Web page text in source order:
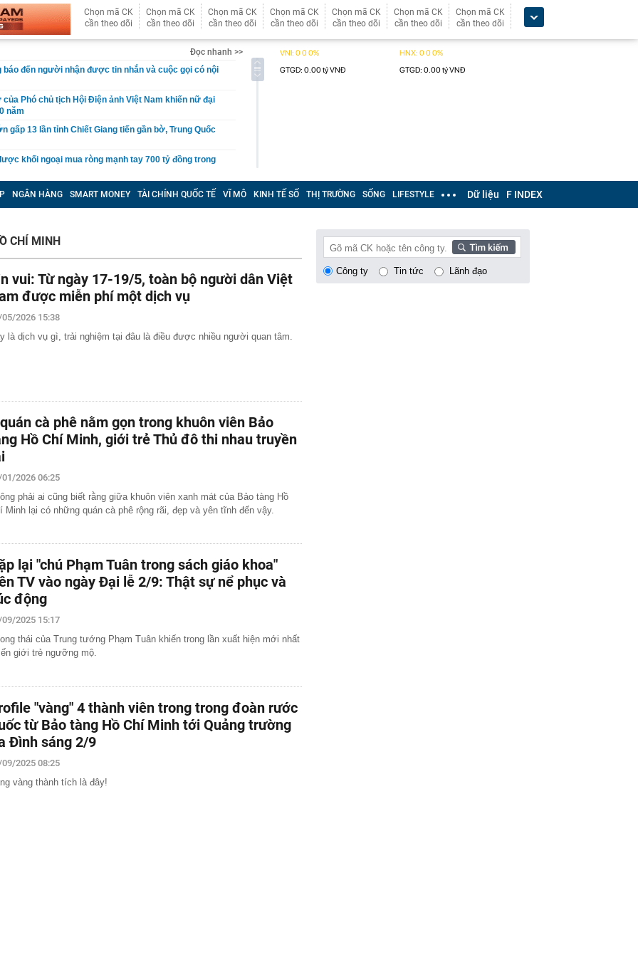
Chọn mã CK
cần theo dõi
Chọn mã CK
cần theo dõi
Chọn mã CK
cần theo dõi
Chọn mã CK
cần theo dõi
Chọn mã CK
cần theo dõi
Chọn mã CK
cần theo dõi
Chọn mã CK
cần theo dõi
Đọc nhanh >>
báo đến người nhận được tin nhắn và cuộc gọi có nội
của Phó chủ tịch Hội Điện ảnh Việt Nam khiến nữ đại
năm
gấp 13 lần tỉnh Chiết Giang tiến gần bờ, Trung Quốc
khối ngoại mua ròng mạnh tay 700 tỷ đồng trong
của Phó Chủ tịch Đỗ Mỹ Linh
Cà Mau (DCM) nhận thù lao “khủng”, có người bình
hàng chưa từng được sử dụng bất ngờ có số dư
lớn nhất thế giới tại láng giềng Việt Nam: giá khai
kg, công ty được Bill Gates, Amazon hậu thuẫn lập
phát hiện hơn 3 tỷ đồng tiền mặt giấu trong lốp
viên trẻ: Tăng từ bậc 1 lên bậc 2 không tạo nhiều
nhập
bổ sung đại án dự án bất động sản 'ma'
điên thật” của cựu kỹ sư Apple hé lộ văn hóa dùng
Paris, châu Âu còn có một thành phố đẹp hơn cổ
sao được bình chọn là nơi đáng sống nhất hành tinh
chưa từng sử dụng đột ngột phát sinh 100 triệu
Công an mời 1 người phụ nữ đến làm việc
của con dâu cũ gia tộc Samsung
người dân có sổ đỏ đặc biệt lưu ý thông tin sau
Nam' sắp có tuyến cáp treo lên thẳng đỉnh núi cao
vốn trên 7.300 tỷ đồng
Trai Say Hi tự tin vượt kế hoạch nhờ loạt chương
cuối năm
tỷ đồng giúp tăng kết nối với Lào và Thái Lan, có
Đèo Cả đang được thực hiện ra sao?
mới khiến nhà hàng bắt đầu lỗ?
NGÂN HÀNG SMART MONEY TÀI CHÍNH QUỐC TẾ VĨ MÔ KINH TẾ SỐ THỊ TRƯỜNG SỐNG LIFESTYLE Dữ liệu F INDEX
CHÍ MINH
vui: Từ ngày 17-19/5, toàn bộ người dân Việt
được miễn phí một dịch vụ
05/2026 15:38
là dịch vụ gì, trải nghiệm tại đâu là điều được nhiều người quan tâm.
cà phê nằm gọn trong khuôn viên Bảo
Hồ Chí Minh, giới trẻ Thủ đô thi nhau truyền
2026 06:25
phải ai cũng biết rằng giữa khuôn viên xanh mát của Bảo tàng Hồ
Minh lại có những quán cà phê rộng rãi, đẹp và yên tĩnh đến vậy.
lại "chú Phạm Tuân trong sách giáo khoa"
TV vào ngày Đại lễ 2/9: Thật sự nể phục và
động
2025 15:17
thái của Trung tướng Phạm Tuân khiến trong lần xuất hiện mới nhất
giới trẻ ngưỡng mộ.
"vàng" 4 thành viên trong trong đoàn rước
từ Bảo tàng Hồ Chí Minh tới Quảng trường
Đình sáng 2/9
2025 08:25
vàng thành tích là đây!
Công ty Tin tức Lãnh đạo